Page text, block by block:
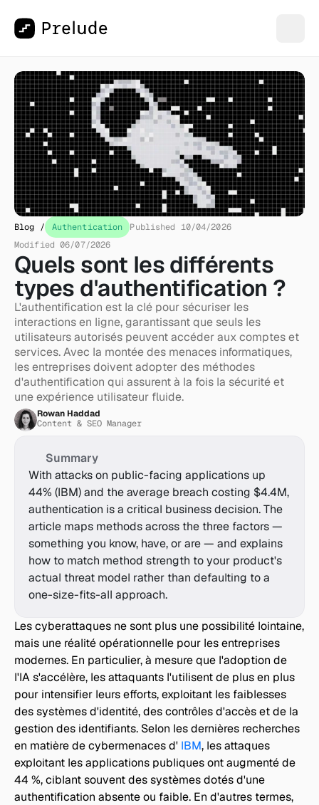
Blog / Authentication
Published 10/04/2026
Modified 06/07/2026
Quels sont les différents
types d'authentification ?
L'authentification est la clé pour sécuriser les
interactions en ligne, garantissant que seuls les
utilisateurs autorisés peuvent accéder aux comptes et
services. Avec la montée des menaces informatiques,
les entreprises doivent adopter des méthodes
d'authentification qui assurent à la fois la sécurité et
une expérience utilisateur fluide.
Rowan Haddad
Content & SEO Manager
Summary
With attacks on public-facing applications up
44% (IBM) and the average breach costing $4.4M,
authentication is a critical business decision. The
article maps methods across the three factors —
something you know, have, or are — and explains
how to match method strength to your product's
actual threat model rather than defaulting to a
one-size-fits-all approach.
Les cyberattaques ne sont plus une possibilité lointaine,
mais une réalité opérationnelle pour les entreprises
modernes. En particulier, à mesure que l'adoption de
l'IA s'accélère, les attaquants l'utilisent de plus en plus
pour intensifier leurs efforts, exploitant les faiblesses
des systèmes d'identité, des contrôles d'accès et de la
gestion des identifiants. Selon les dernières recherches
en matière de cybermenaces d' IBM, les attaques
exploitant les applications publiques ont augmenté de
44 %, ciblant souvent des systèmes dotés d'une
authentification absente ou faible. En d'autres termes,